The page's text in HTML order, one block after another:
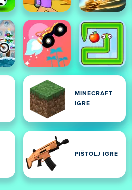
MINECRAFT
IGRE
PIŠTOLJ IGRE